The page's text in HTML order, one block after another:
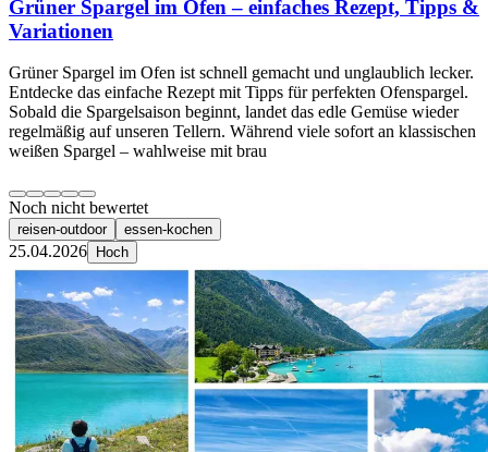
Grüner Spargel im Ofen – einfaches Rezept, Tipps &
Variationen
Grüner Spargel im Ofen ist schnell gemacht und unglaublich lecker.
Entdecke das einfache Rezept mit Tipps für perfekten Ofenspargel.
Sobald die Spargelsaison beginnt, landet das edle Gemüse wieder
regelmäßig auf unseren Tellern. Während viele sofort an klassischen
weißen Spargel – wahlweise mit brau
Noch nicht bewertet
reisen-outdoor essen-kochen
25.04.2026 Hoch